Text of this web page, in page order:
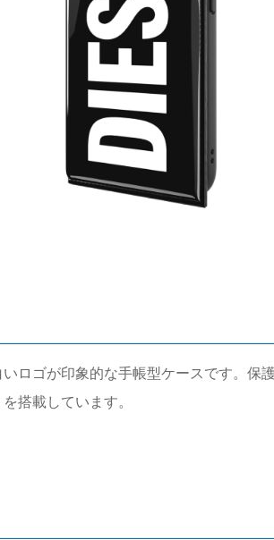
ロゴが印象的な手帳型ケースです。
搭載しています。